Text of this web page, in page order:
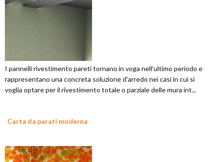
I pannelli rivestimento pareti tornano in voga nell'ultimo periodo e
rappresentano una concreta soluzione d'arredo nei casi in cui si
voglia optare per il rivestimento totale o parziale delle mura int...
Carta da parati moderna